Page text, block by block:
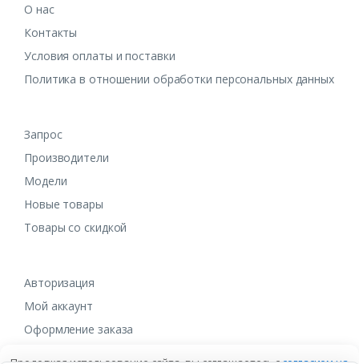
О нас
Контакты
Условия оплаты и поставки
Политика в отношении обработки персональных данных
Запрос
Производители
Модели
Новые товары
Товары со скидкой
Авторизация
Мой аккаунт
Оформление заказа